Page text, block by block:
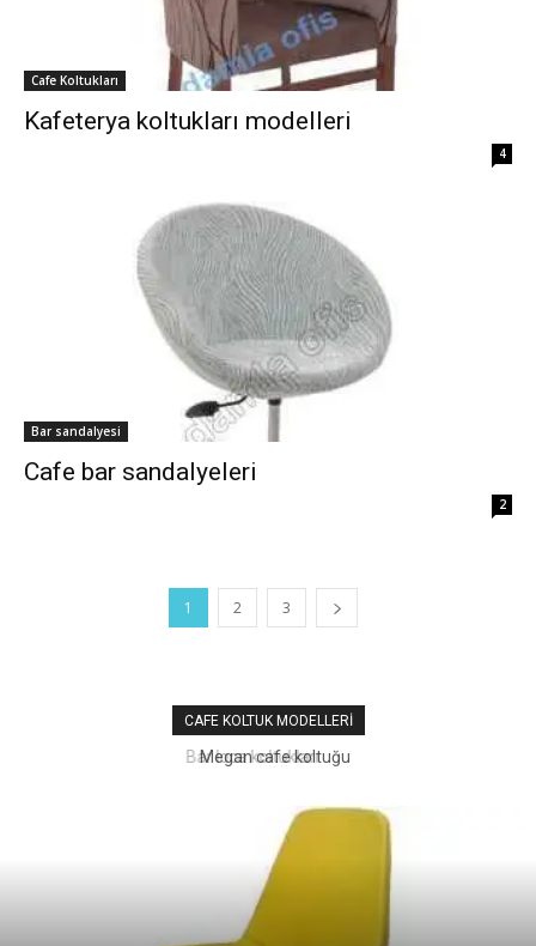
Cafe Koltukları
Kafeterya koltukları modelleri
4
Bar sandalyesi
Cafe bar sandalyeleri
2
1 2 3
CAFE KOLTUK MODELLERI
Megan cafe koltuğu